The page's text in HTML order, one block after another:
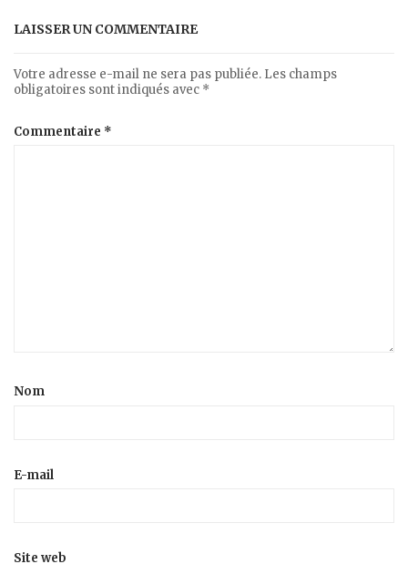
LAISSER UN COMMENTAIRE
Votre adresse e-mail ne sera pas publiée. Les champs
obligatoires sont indiqués avec *
Commentaire *
Nom
E-mail
Site web